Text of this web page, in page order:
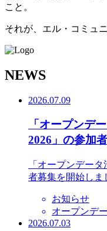
こと。
それが、エル・コミュ
NEWS
2026.07.09
「オープンデ
2026」の参加
「オープンデー
者募集を開始しま
お知らせ
オープンデ
2026.07.03